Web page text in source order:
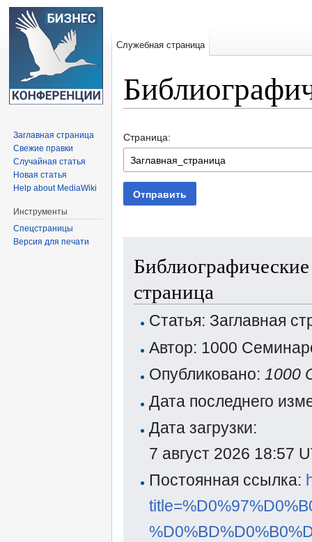
Страница:
Отправить
страница
Статья: Заглавная
Автор: 1000
Опубликовано:1000
Дата последнего
Дата загрузки:
7 август 2026 18:57
Постоянная ссылка:
Служебная страница
Заглавная страница
Свежие правки
Случайная статья
Новая статья
Help about MediaWiki
Инструменты
Спецстраницы
Версия для печати